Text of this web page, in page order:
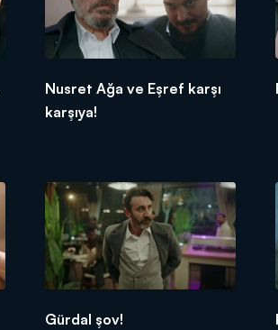
Nusret Ağa ve Eşref karşı
karşıya!
Gürdal şov!